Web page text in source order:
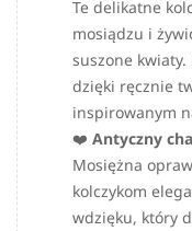
Te delikatne
mosiądzu i
suszone
dzięki ręcznie
inspirowanym
❤️ Antyczny
Mosiężna
kolczykom
wdzięku, który